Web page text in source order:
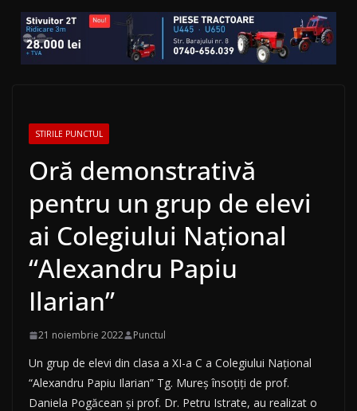
STIRILE PUNCTUL
Oră demonstrativă
pentru un grup de elevi
ai Colegiului Naţional
“Alexandru Papiu
Ilarian”
21 noiembrie 2022 Punctul
Un grup de elevi din clasa a XI-a C a Colegiului Naţional
“Alexandru Papiu Ilarian” Tg. Mureş însoţiţi de prof.
Daniela Pogăcean şi prof. Dr. Petru Istrate, au realizat o